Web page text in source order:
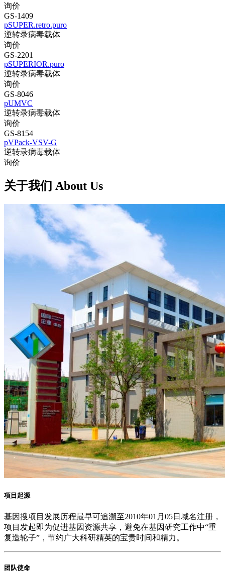
询价
GS-1409
pSUPER.retro.puro
逆转录病毒载体
询价
GS-2201
pSUPERIOR.puro
逆转录病毒载体
询价
GS-8046
pUMVC
逆转录病毒载体
询价
GS-8154
pVPack-VSV-G
逆转录病毒载体
询价
关于我们 About Us
项目起源
基因搜项目发展历程最早可追溯至2010年01月05日域名注册，
项目发起即为促进基因资源共享，避免在基因研究工作中“重
复造轮子”，节约广大科研精英的宝贵时间和精力。
团队使命